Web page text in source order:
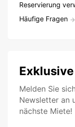
Reservierung
Häufige Fragen
Melden Sie
Newsletter an
nächste Miete!